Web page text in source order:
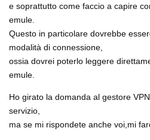
e soprattutto come faccio a capire
emule.
Questo in particolare dovrebbe
modalità di connessione,
ossia dovrei poterlo leggere
emule.
Ho girato la domanda al gestore
servizio,
ma se mi rispondete anche voi,mi